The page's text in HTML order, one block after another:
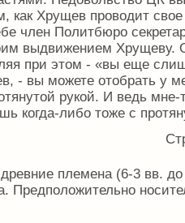
как Хрущев проводит
член Политбюро
выдвижением Хрущеву.
при этом - «вы еще
- вы можете отобрать у
рукой. И ведь
когда-либо тоже с
племена (6-3 вв.
Предположительно